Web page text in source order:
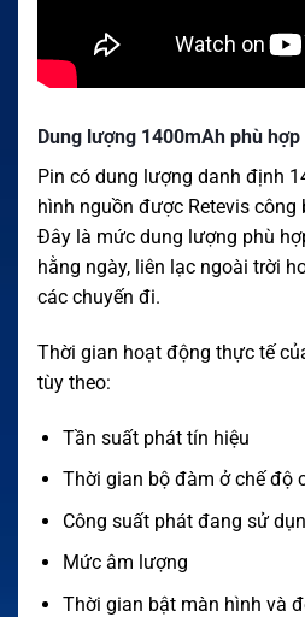
Dung lượng 1400mAh phù
Pin có dung lượng danh định
hình nguồn được Retevis công
Đây là mức dung lượng phù
hằng ngày, liên lạc ngoài trời
các chuyến đi.
Thời gian hoạt động thực tế
tùy theo:
Tần suất phát tín hiệu
Thời gian bộ đàm ở chế độ
Công suất phát đang sử
Mức âm lượng
Thời gian bật màn hình và